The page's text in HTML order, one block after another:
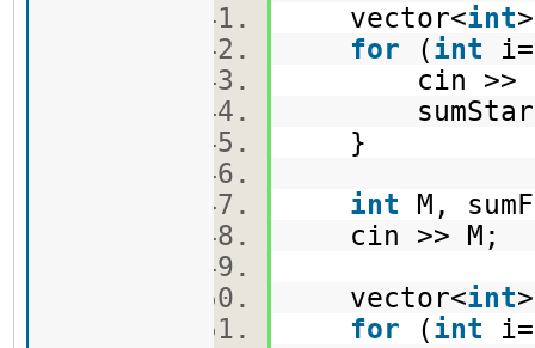
vector<int
for (int i=
cin >>
}
int M,
cin >> M;
vector<int
for (int i=